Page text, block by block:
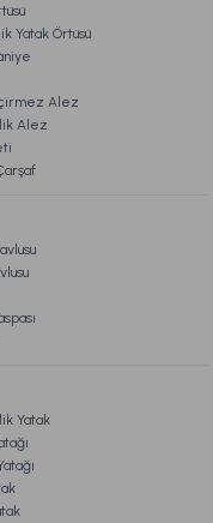
Yatak Örtüsü
Alez
Alez
Yatak